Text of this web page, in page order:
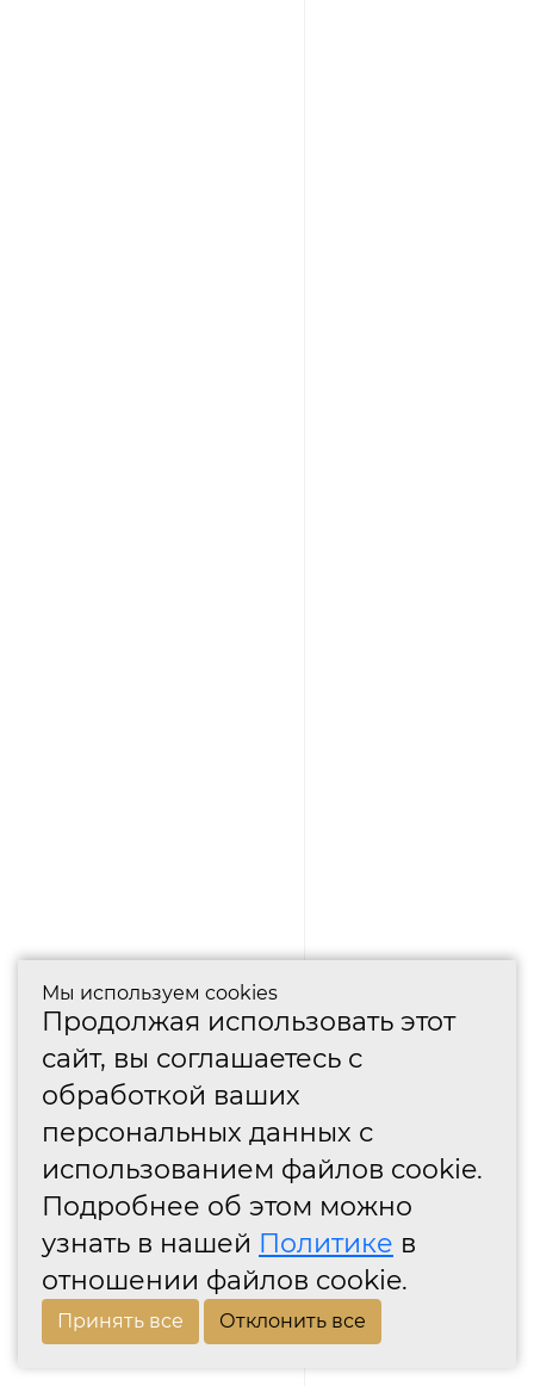
Мы используем cookies
Продолжая использовать этот
сайт, вы соглашаетесь с
обработкой ваших
персональных данных с
использованием файлов cookie.
Подробнее об этом можно
узнать в нашей Политике в
отношении файлов cookie.
Принять все Отклонить все